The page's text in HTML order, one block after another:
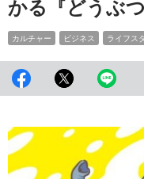
かる『どうぶ
カルチャー ビジネス ライフス